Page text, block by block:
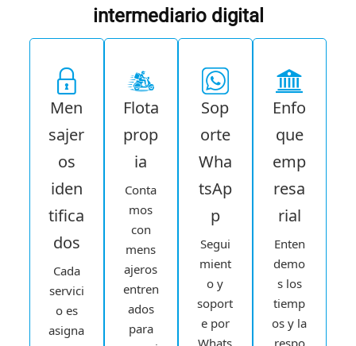
intermediario digital
Men
sajer
os
iden
tifica
dos
Cada
servici
o es
asigna
Flota
prop
ia
Conta
mos
con
mens
ajeros
entren
ados
para
Sop
orte
Wha
tsAp
p
Segui
mient
o y
soport
e por
Whats
Enfo
que
emp
resa
rial
Enten
demo
s los
tiemp
os y la
respo